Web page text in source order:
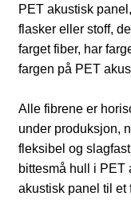
PET akustisk
flasker eller stoff,
farget fiber, har
fargen på PET
Alle fibrene er
under produksjon,
fleksibel og
bittesmå hull i PET
akustisk panel til et